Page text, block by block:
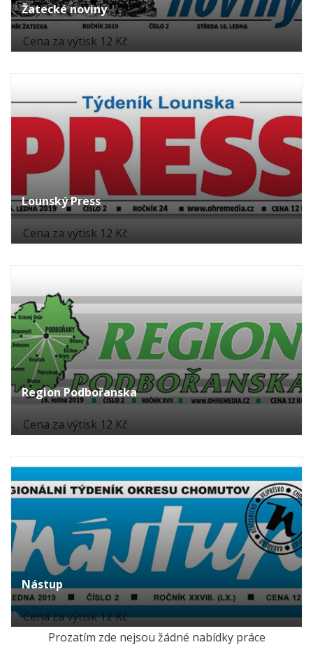
Žatecké noviny
Cena za výtisk 12 Kč
Lounský Press
Cena za výtisk 12 Kč
Region Podbořanska
Cena za výtisk 12 Kč
Nástup
Cena za výtisk 12 Kč
Prozatím zde nejsou žádné nabídky práce